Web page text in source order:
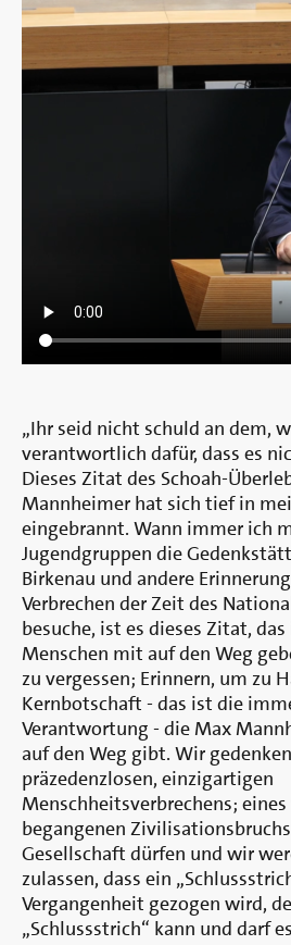
„Ihr seid nicht schuld an dem,
verantwortlich dafür, dass es
Dieses Zitat des Schoah-
Mannheimer hat sich tief in
eingebrannt. Wann immer ich
Jugendgruppen die
Birkenau und andere
Verbrechen der Zeit des
besuche, ist es dieses Zitat,
Menschen mit auf den Weg
zu vergessen; Erinnern, um zu
Kernbotschaft - das ist die
Verantwortung - die Max
auf den Weg gibt. Wir
präzedenzlosen, einzigartigen
Menschheitsverbrechens;
begangenen
Gesellschaft dürfen und wir
zulassen, dass ein
Vergangenheit gezogen wird,
„Schlussstrich“ kann und darf